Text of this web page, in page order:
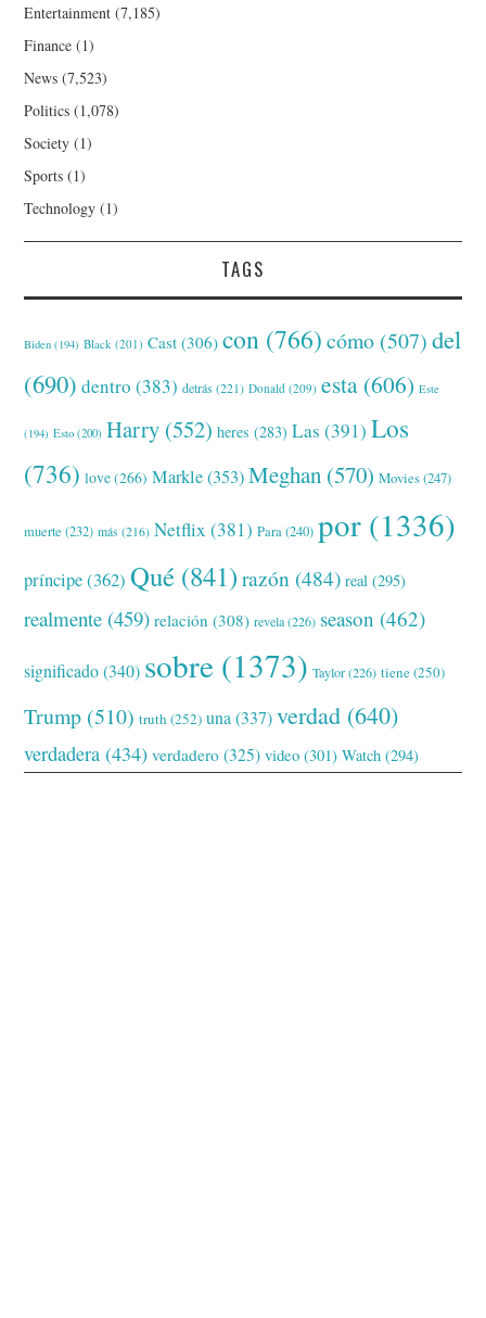
Entertainment (7,185)
Finance (1)
News (7,523)
Politics (1,078)
Society (1)
Sports (1)
Technology (1)
TAGS
Biden (194) Black (201) Cast (306) con (766) cómo (507) del
(690) dentro (383) detrás (221) Donald (209) esta (606) Este
(194) Esto (200) Harry (552) heres (283) Las (391) Los
(736) love(266) Markle(353) Meghan (570) Movies(247)
muerte (232) más (216) Netflix (381) Para(240) por (1336)
príncipe(362) Qué (841) razón (484) real (295)
realmente (459) relación (308) revela(226) season (462)
significado(340) sobre (1373) Taylor(226) tiene(250)
Trump (510) truth (252) una (337) verdad (640)
verdadera (434) verdadero (325) video (301) Watch (294)